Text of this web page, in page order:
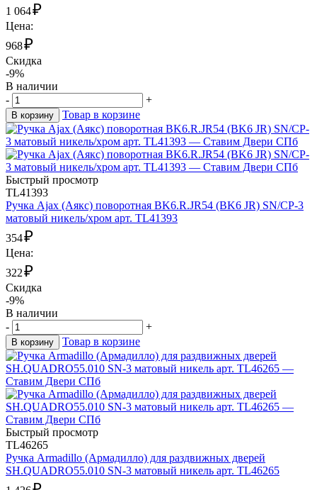
1 064₽
Цена:
968₽
Скидка
-9%
В наличии
-
+
В корзину Товар в корзине
Быстрый просмотр
TL41393
Ручка Ajax (Аякс) поворотная BK6.R.JR54 (BK6 JR) SN/CP-3
матовый никель/хром арт. TL41393
354₽
Цена:
322₽
Скидка
-9%
В наличии
-
+
В корзину Товар в корзине
Быстрый просмотр
TL46265
Ручка Armadillo (Армадилло) для раздвижных дверей
SH.QUADRO55.010 SN-3 матовый никель арт. TL46265